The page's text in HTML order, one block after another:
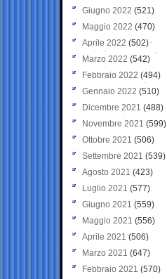
Giugno 2022 (521)
Maggio 2022 (470)
Aprile 2022 (502)
Marzo 2022 (542)
Febbraio 2022 (494)
Gennaio 2022 (510)
Dicembre 2021 (488)
Novembre 2021 (599)
Ottobre 2021 (506)
Settembre 2021 (539)
Agosto 2021 (423)
Luglio 2021 (577)
Giugno 2021(559)
Maggio 2021 (556)
Aprile 2021 (506)
Marzo 2021 (647)
Febbraio 2021 (570)